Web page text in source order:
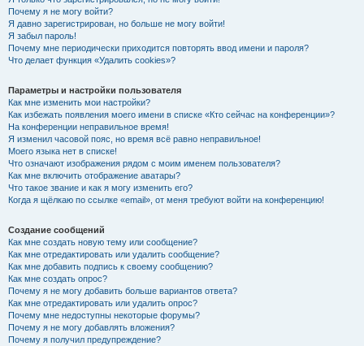
Почему я не могу войти?
Я давно зарегистрирован, но больше не могу войти!
Я забыл пароль!
Почему мне периодически приходится повторять ввод имени и пароля?
Что делает функция «Удалить cookies»?
Параметры и настройки пользователя
Как мне изменить мои настройки?
Как избежать появления моего имени в списке «Кто сейчас на конференции»?
На конференции неправильное время!
Я изменил часовой пояс, но время всё равно неправильное!
Моего языка нет в списке!
Что означают изображения рядом с моим именем пользователя?
Как мне включить отображение аватары?
Что такое звание и как я могу изменить его?
Когда я щёлкаю по ссылке «email», от меня требуют войти на конференцию!
Создание сообщений
Как мне создать новую тему или сообщение?
Как мне отредактировать или удалить сообщение?
Как мне добавить подпись к своему сообщению?
Как мне создать опрос?
Почему я не могу добавить больше вариантов ответа?
Как мне отредактировать или удалить опрос?
Почему мне недоступны некоторые форумы?
Почему я не могу добавлять вложения?
Почему я получил предупреждение?